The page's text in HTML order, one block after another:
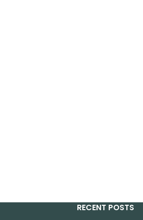
RECENT POSTS